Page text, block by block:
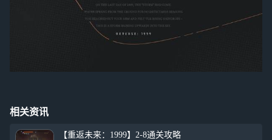
相关资讯
【重返未来：1999】2-8通关攻略